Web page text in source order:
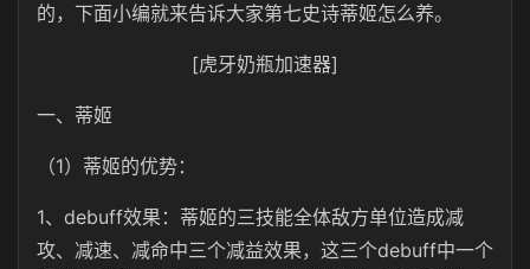
的，下面小编就来告诉大家第七史诗蒂姬怎么养。
[虎牙奶瓶加速器]
一、蒂姬
（1）蒂姬的优势：
1、debuff效果：蒂姬的三技能全体敌方单位造成减
攻、减速、减命中三个减益效果，这三个debuff中一个